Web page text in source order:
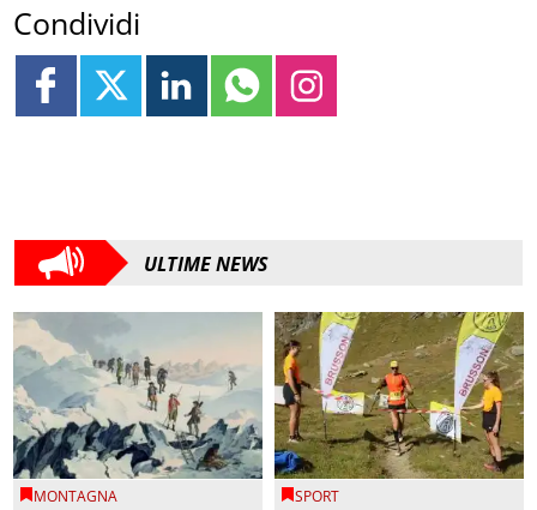
Condividi
ULTIME NEWS
MONTAGNA SPORT